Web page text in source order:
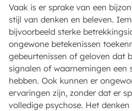
Vaak is er sprake van een
stijl van denken en beleven.
bijvoorbeeld sterke
ongewone betekenissen
gebeurtenissen of geloven dat
signalen of waarnemingen een
hebben. Ook kunnen er
ervaringen zijn, zonder dat er
volledige psychose. Het